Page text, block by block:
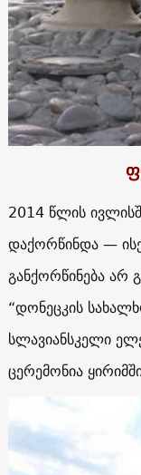
2014 წლის
დაქორწინდა —
განქორწინება
“დონეცკის
სლავიანსკელი
ცერემონია